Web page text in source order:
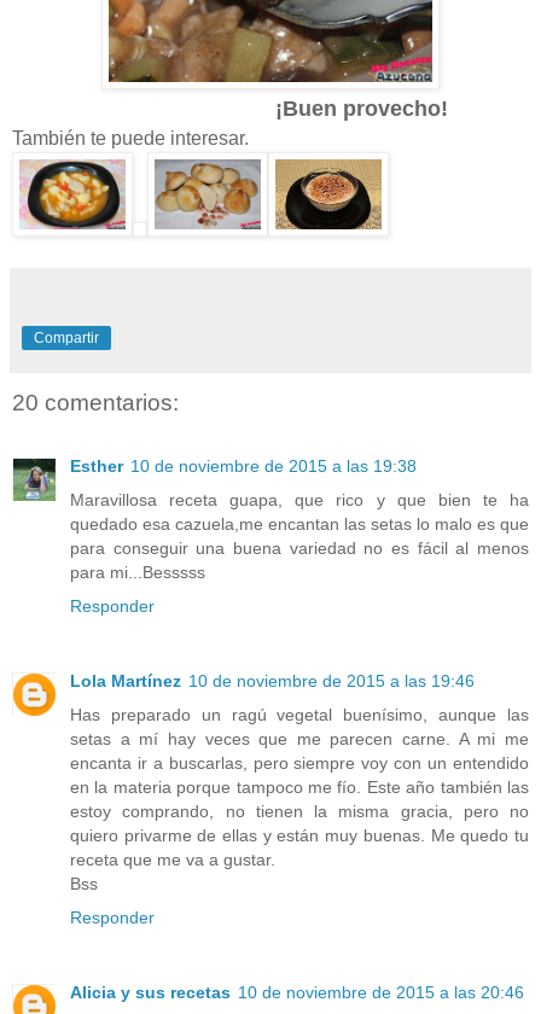
¡Buen provecho!
También te puede interesar.
Compartir
20 comentarios:
Esther 10 de noviembre de 2015 a las 19:38
Maravillosa receta guapa, que rico y que bien te ha
quedado esa cazuela,me encantan las setas lo malo es que
para conseguir una buena variedad no es fácil al menos
para mi...Besssss
Responder
Lola Martínez 10 de noviembre de 2015 a las 19:46
Has preparado un ragú vegetal buenísimo, aunque las
setas a mí hay veces que me parecen carne. A mi me
encanta ir a buscarlas, pero siempre voy con un entendido
en la materia porque tampoco me fío. Este año también las
estoy comprando, no tienen la misma gracia, pero no
quiero privarme de ellas y están muy buenas. Me quedo tu
receta que me va a gustar.
Bss
Responder
Alicia y sus recetas 10 de noviembre de 2015 a las 20:46